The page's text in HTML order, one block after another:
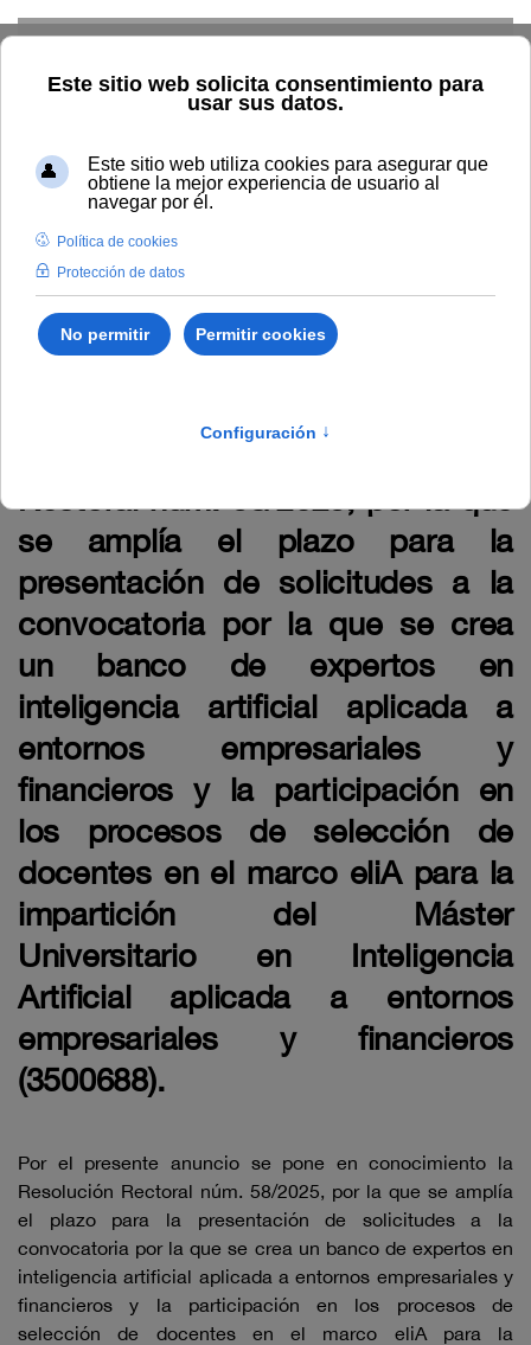
Home La UNIA TOUNIA
Profesorado: convocatorias
Anuncio relativo a la Resolución Rectoral núm. 58/2025, por la
convocatoria por la que se crea un banco de expertos en
inteligencia artificial aplicada a entornos empresariales y
financieros y la participación en los procesos de selección de
docentes en el marco eliA para la impartición del Máster
Universitario en Inteligencia Artificial aplicada a entornos
Rectoral núm. 58/2025, por la que
se amplía el plazo para la
presentación de solicitudes a la
convocatoria por la que se crea
un banco de expertos en
inteligencia artificial aplicada a
entornos empresariales y
financieros y la participación en
los procesos de selección de
docentes en el marco eliA para la
impartición del Máster
Universitario en Inteligencia
Artificial aplicada a entornos
empresariales y financieros
(3500688).
Por el presente anuncio se pone en conocimiento la
Resolución Rectoral núm. 58/2025, por la que se amplía
el plazo para la presentación de solicitudes a la
convocatoria por la que se crea un banco de expertos en
inteligencia artificial aplicada a entornos empresariales y
financieros y la participación en los procesos de
selección de docentes en el marco eliA para la